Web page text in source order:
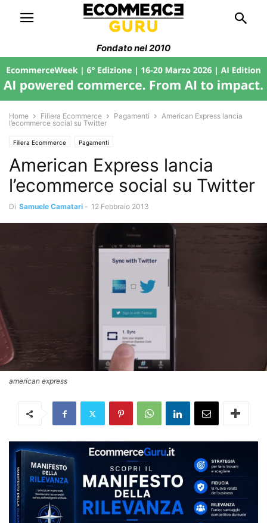
Fondato nel 2010
Home Filiera Ecommerce Pagamenti
American Express lancia
l’ecommerce social su Twitter
Filiera Ecommerce Pagamenti
American Express lancia
l’ecommerce social su Twitter
Di Samuele Camatari - 12 Febbraio 2013
american express